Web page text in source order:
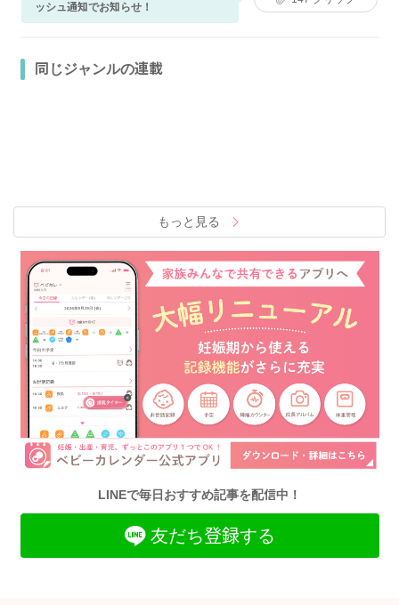
ッシュ通知でお知らせ！
同じジャンルの連載
もっと見る
LINEで毎日おすすめ記事を配信中！
友だち登録する